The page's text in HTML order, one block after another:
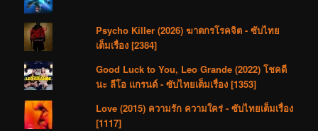
Psycho Killer (2026) ฆาตกรโรคจิต - ซับไทย
เต็มเรื่อง [2384]
Good Luck to You, Leo Grande (2022) โชคดี
นะ ลีโอ แกรนด์ - ซับไทยเต็มเรื่อง [1353]
Love (2015) ความรัก ความใคร่ - ซับไทยเต็มเรื่อง
[1117]